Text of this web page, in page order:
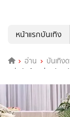
หน้าแรกบันเทิง
อ่าน บันเทิง
อดีตนักร้องค่ายดัง “